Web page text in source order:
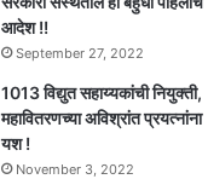
आदेश !!
September 27, 2022
1013 विद्युत सहाय्यकांची नियुक्ती,
महावितरणच्या अविश्रांत प्रयत्नांना
यश !
November 3, 2022